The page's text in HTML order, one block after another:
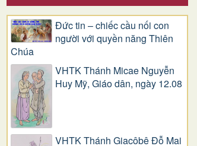
Đức tin – chiếc cầu nối con
người với quyền năng Thiên
Chúa
VHTK Thánh Micae Nguyễn
Huy Mỹ, Giáo dân, ngày 12.08
VHTK Thánh Giacôbê Ðỗ Mai